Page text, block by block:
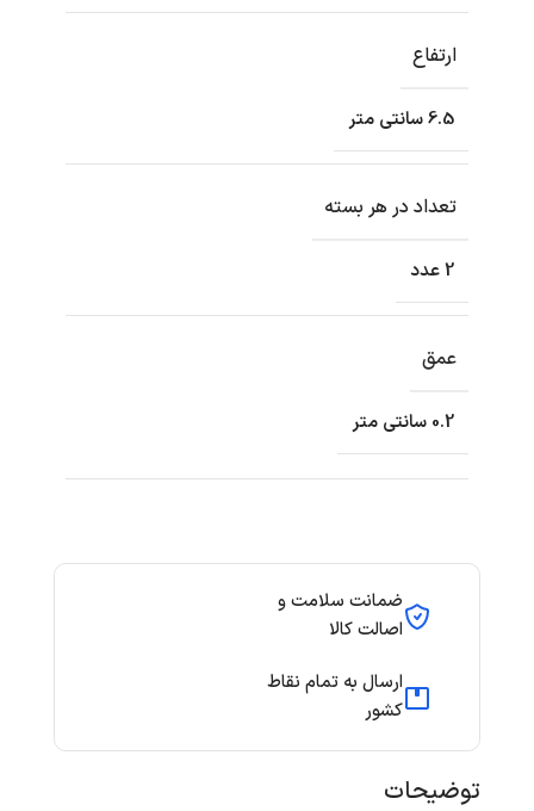
ضمانت سلامت و
اصالت کالا
ارسال به تمام نقاط
کشور
توضیحات
ارتفاع
6.5 سانتی متر
تعداد در هر بسته
2 عدد
عمق
0.2 سانتی متر